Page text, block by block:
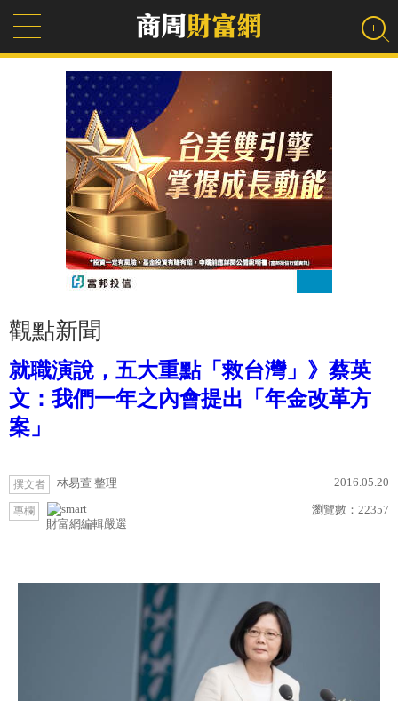
觀點新聞
就職演說，五大重點「救台灣」》蔡英
文：我們一年之內會提出「年金改革方
案」
撰文者 林易萱 整理 2016.05.20
專欄
財富網編輯嚴選
瀏覽數： 22357